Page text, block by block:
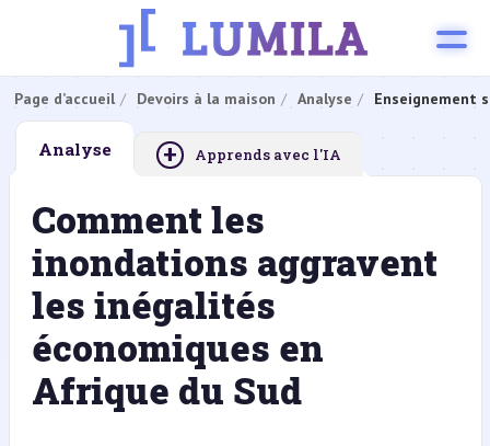
Page d’accueil Devoirs à la maison Analyse Enseignement
Analyse + Apprends avec l'IA
Comment les
inondations aggravent
les inégalités
économiques en
Afrique du Sud